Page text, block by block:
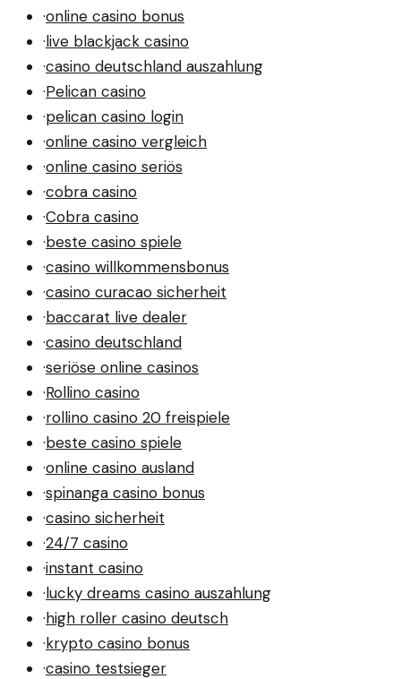
·online casino bonus
·live blackjack casino
·casino deutschland auszahlung
·Pelican casino
·pelican casino login
·online casino vergleich
·online casino seriös
·cobra casino
·Cobra casino
·beste casino spiele
·casino willkommensbonus
·casino curacao sicherheit
·baccarat live dealer
·casino deutschland
·seriöse online casinos
·Rollino casino
·rollino casino 20 freispiele
·beste casino spiele
·online casino ausland
·spinanga casino bonus
·casino sicherheit
·24/7 casino
·instant casino
·lucky dreams casino auszahlung
·high roller casino deutsch
·krypto casino bonus
·casino testsieger